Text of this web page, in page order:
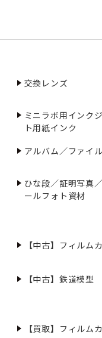
交換レンズ
ミニラボ用インク
ト用紙インク
アルバム／ファイル
ひな段／証明写真
ールフォト資材
【中古】フィルム
【中古】鉄道模型
【買取】フィルム